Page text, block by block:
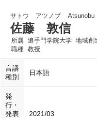
サトウ アツノブ Atsunobu
佐藤 敦信
所属 追手門学院大学 地域創
職種 教授
言語
種別
日本語
発
行・
発表
2021/03